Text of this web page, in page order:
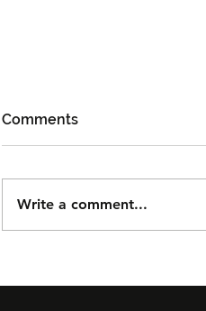
Comments
Write a comment...